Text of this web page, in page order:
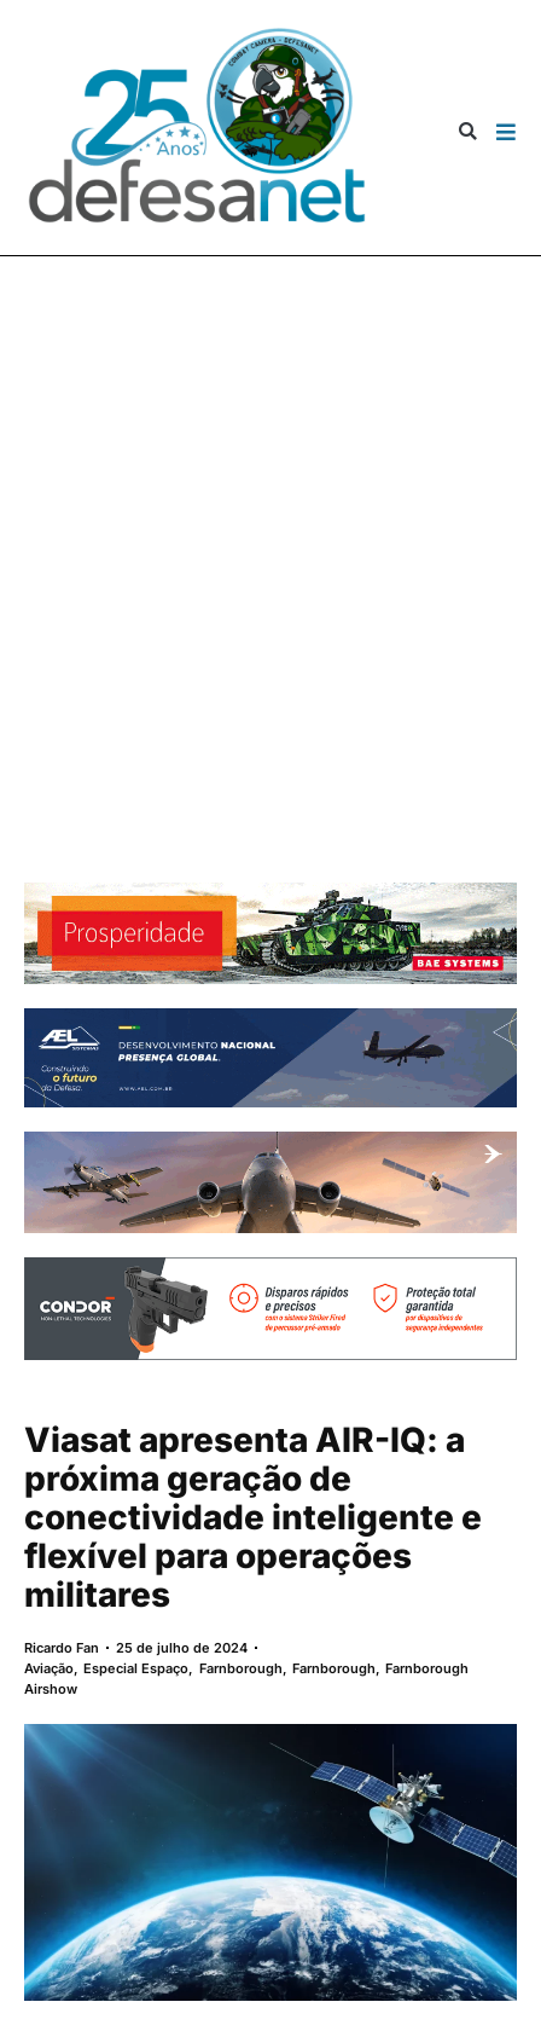
Viasat apresenta AIR-IQ: a
próxima geração de
conectividade inteligente e
flexível para operações
militares
Ricardo Fan
25 de julho de 2024
Aviação,Especial Espaço, Farnborough, Farnborough,Farnborough
Airshow